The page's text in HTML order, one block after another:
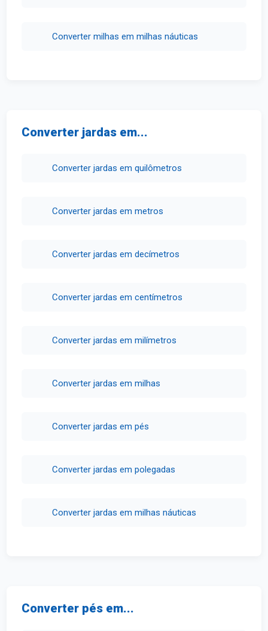
Converter milhas em milhas náuticas
Converter jardas em...
Converter jardas em quilômetros
Converter jardas em metros
Converter jardas em decímetros
Converter jardas em centímetros
Converter jardas em milímetros
Converter jardas em milhas
Converter jardas em pés
Converter jardas em polegadas
Converter jardas em milhas náuticas
Converter pés em...